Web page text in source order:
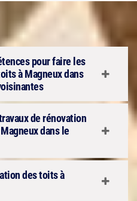
pour faire les
à Magneux dans
de rénovation
dans le
des toits à